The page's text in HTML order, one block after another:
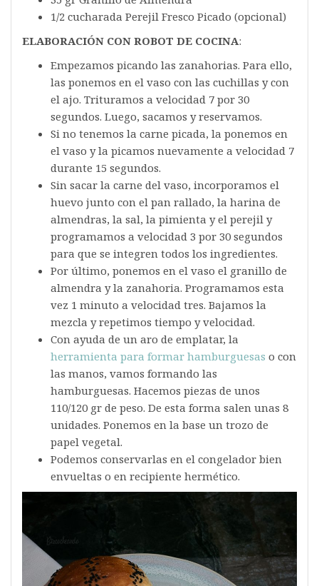
1/2 cucharada Perejil Fresco Picado (opcional)
ELABORACIÓN CON ROBOT DE COCINA:
Empezamos picando las zanahorias. Para ello,
las ponemos en el vaso con las cuchillas y con
el ajo. Trituramos a velocidad 7 por 30
segundos. Luego, sacamos y reservamos.
Si no tenemos la carne picada, la ponemos en
el vaso y la picamos nuevamente a velocidad 7
durante 15 segundos.
Sin sacar la carne del vaso, incorporamos el
huevo junto con el pan rallado, la harina de
almendras, la sal, la pimienta y el perejil y
programamos a velocidad 3 por 30 segundos
para que se integren todos los ingredientes.
Por último, ponemos en el vaso el granillo de
almendra y la zanahoria. Programamos esta
vez 1 minuto a velocidad tres. Bajamos la
mezcla y repetimos tiempo y velocidad.
Con ayuda de un aro de emplatar, la
herramienta para formar hamburguesas o con
las manos, vamos formando las
hamburguesas. Hacemos piezas de unos
110/120 gr de peso. De esta forma salen unas 8
unidades. Ponemos en la base un trozo de
papel vegetal.
Podemos conservarlas en el congelador bien
envueltas o en recipiente hermético.